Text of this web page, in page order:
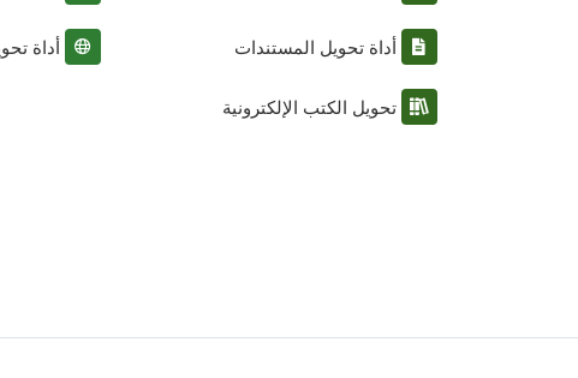
أداة تحويل المستندات
تحويل الكتب الإلكترونية
أداة